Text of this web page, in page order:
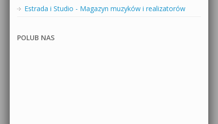
Estrada i Studio - Magazyn muzyków i realizatorów
POLUB NAS